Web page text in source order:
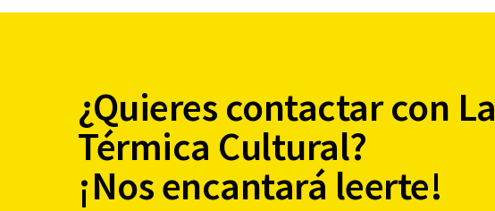
¿Quieres contactar con La
Térmica Cultural?
¡Nos encantará leerte!